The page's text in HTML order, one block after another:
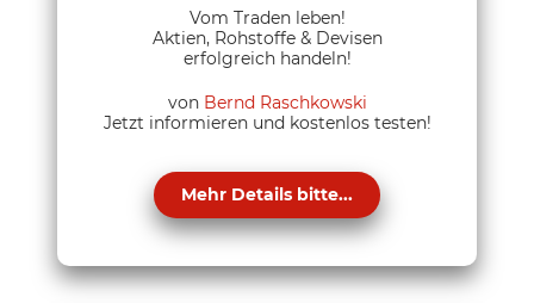
Vom Traden leben!
Aktien, Rohstoffe & Devisen
erfolgreich handeln!
von Bernd Raschkowski
Jetzt informieren und kostenlos testen!
Mehr Details bitte...